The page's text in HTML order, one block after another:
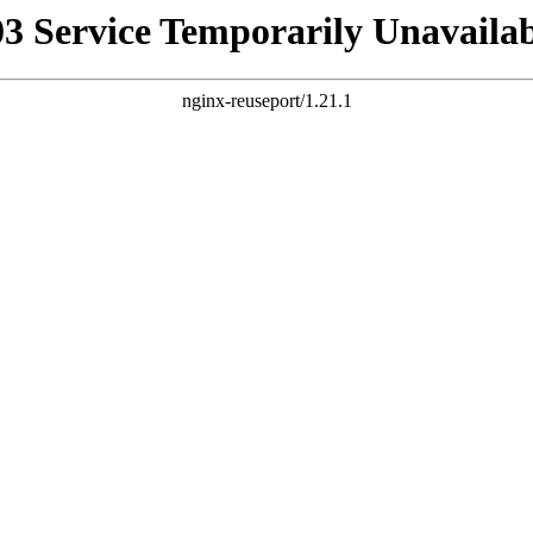
Service Temporarily
nginx-reuseport/1.21.1